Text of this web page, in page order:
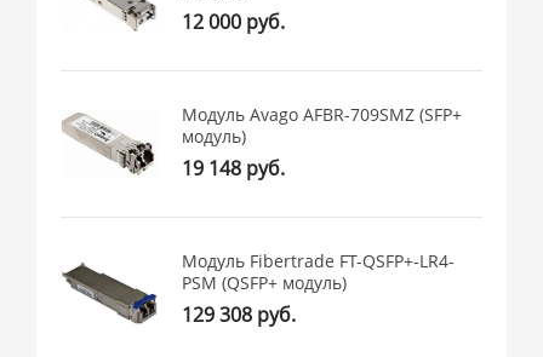
12 000 руб.
Модуль Avago AFBR-709SMZ (SFP+
модуль)
19 148 руб.
Модуль Fibertrade FT-QSFP+-LR4-
PSM (QSFP+ модуль)
129 308 руб.